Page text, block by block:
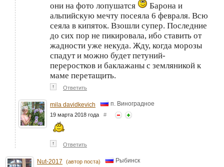
они на фото лопушатся
Барона и
альпийскую мечту посеяла 6 февраля. Всю
сеяла в кипяток. Взошли супер. Последние
до сих пор не пикировала, ибо ставить от
жадности уже некуда. Жду, когда морозы
спадут и можно будет петуний-
переростков и баклажаны с земляникой к
маме перетащить.
↑ Ответить
mila davidkevich п. Виноградное
19 марта 2018 года #
↑ Ответить
Nut-2017 (автор поста) Рыбинск